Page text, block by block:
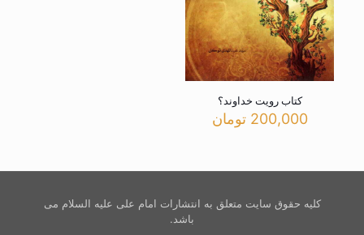
کتاب رویت خداوند؟
200,000 تومان
کلیه حقوق سایت متعلق به انتشارات امام علی علیه السلام می
باشد.